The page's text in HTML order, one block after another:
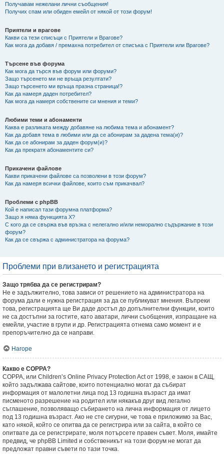
Получавам нежелани лични съобщения!
Получих спам или обиден емейл от някой от този форум!
Приятели и врагове
Какви са тези списъци с Приятели и Врагове?
Как мога да добавя / премахна потребител от списъка с Приятели или Врагове?
Търсене във форума
Как мога да търся във форум или форуми?
Защо търсенето ми не връща резултати?
Защо търсенето ми връща празна страница!?
Как да намеря даден потребител?
Как мога да намеря собствените си мнения и теми?
Любими теми и абонаменти
Каква е разликата между добавяне на любима тема и абонамент?
Как да добавя тема в любими или да се абонирам за дадена тема(и)?
Как да се абонирам за даден форум(и)?
Как да прекратя абонаментите си?
Прикачени файлове
Какви прикачени файлове са позволени в този форум?
Как да намеря всички файлове, които съм прикачвал?
Проблеми с phpBB
Кой е написал тази форумна платформа?
Защо я няма функцията X?
С кого да се свържа във връзка с нелегално и/или неморално съдържание в този
форум?
Как да се свържа с администратора на форума?
Проблеми при влизането и регистрацията
Защо трябва да се регистрирам?
Не е задължително, това зависи от решението на администратора на
форума дали е нужна регистрация за да се публикуват мнения. Въпреки
това, регистрацията ще Ви даде достъп до допълнителни функции, които
не са достъпни за гостите, като аватари, лични съобщения, изпращане на
емейли, участие в групи и др. Регистрацията отнема само момент и е
препоръчително да се направи.
Нагоре
Какво е COPPA?
COPPA, или Children’s Online Privacy Protection Act от 1998, е закон в САЩ,
който задължава сайтове, които потенциално могат да събират
информация от малолетни лица под 13 годишна възраст да имат
писменото разрешение на родител или някакъв друг вид легално
съглашение, позволяващо събирането на лична информация от лицето
под 13 годишна възраст. Ако не сте сигурни, че това е приложимо за Вас,
като някой, който се опитва да се регистрира или за сайта, в който се
опитвате да се регистрирате, моля потърсете правен съвет. Моля, имайте
предвид, че phpBB Limited и собственикът на този форум не могат да
предложат правни съвети по тази точка.